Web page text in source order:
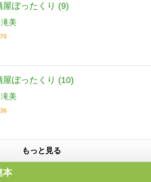
屋ぼったくり (9)
美
屋ぼったくり (10)
美
もっと見る
本